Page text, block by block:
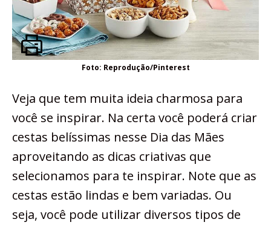
Foto: Reprodução/Pinterest
Veja que tem muita ideia charmosa para
você se inspirar. Na certa você poderá criar
cestas belíssimas nesse Dia das Mães
aproveitando as dicas criativas que
selecionamos para te inspirar. Note que as
cestas estão lindas e bem variadas. Ou
seja, você pode utilizar diversos tipos de